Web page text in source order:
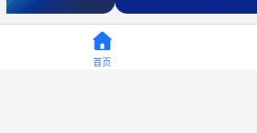
首页